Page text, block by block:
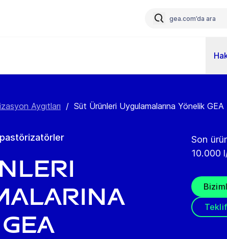
Aygıtları / Süt Ürünleri Uygulamalarına Yönelik
pastörizatörler
Son
10.000
Teklif